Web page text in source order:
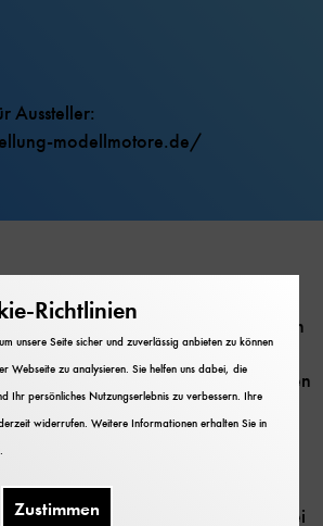
Aussteller:
modellmotore.de/
ist es endlich wieder soweit! Am
findet in der Wright-Galerie
eine kleine Ausstellung von alten
statt. Viele private
wertvollen Schätze, darunter
Flammenfresser, Heißluft-,
CO2-Motoren sowie
und Dampfloks. Bei
Richtlinien
unsere Seite sicher und zuverlässig anbieten zu können
Webseite zu analysieren. Sie helfen uns dabei, die
Ihr persönliches Nutzungserlebnis zu verbessern. Ihre
widerrufen. Weitere Informationen erhalten Sie in
.
Zustimmen